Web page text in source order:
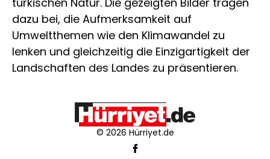
dazu bei, die Aufmerksamkeit auf
Umweltthemen wie den Klimawandel zu
lenken und gleichzeitig die Einzigartigkeit der
Landschaften des Landes zu präsentieren.
© 2026 Hürriyet.de